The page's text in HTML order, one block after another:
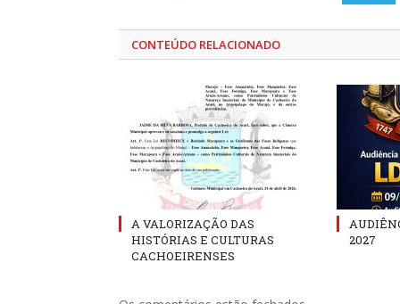
CONTEÚDO RELACIONADO
A VALORIZAÇÃO DAS
HISTÓRIAS E CULTURAS
CACHOEIRENSES
2027